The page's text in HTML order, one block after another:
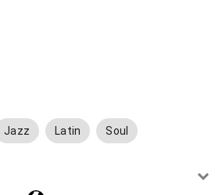
Jazz Latin Soul